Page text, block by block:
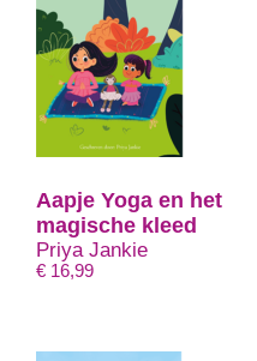
Aapje Yoga en het
magische kleed
Priya Jankie
€ 16,99